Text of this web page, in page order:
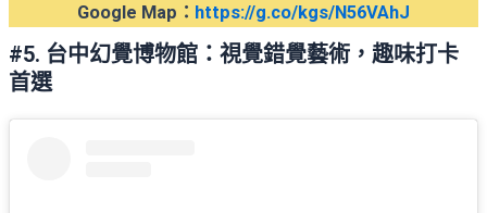
Google Map ： https://g.co/kgs/N56VAhJ
#5. 台中幻覺博物館：視覺錯覺藝術，趣味打卡
首選